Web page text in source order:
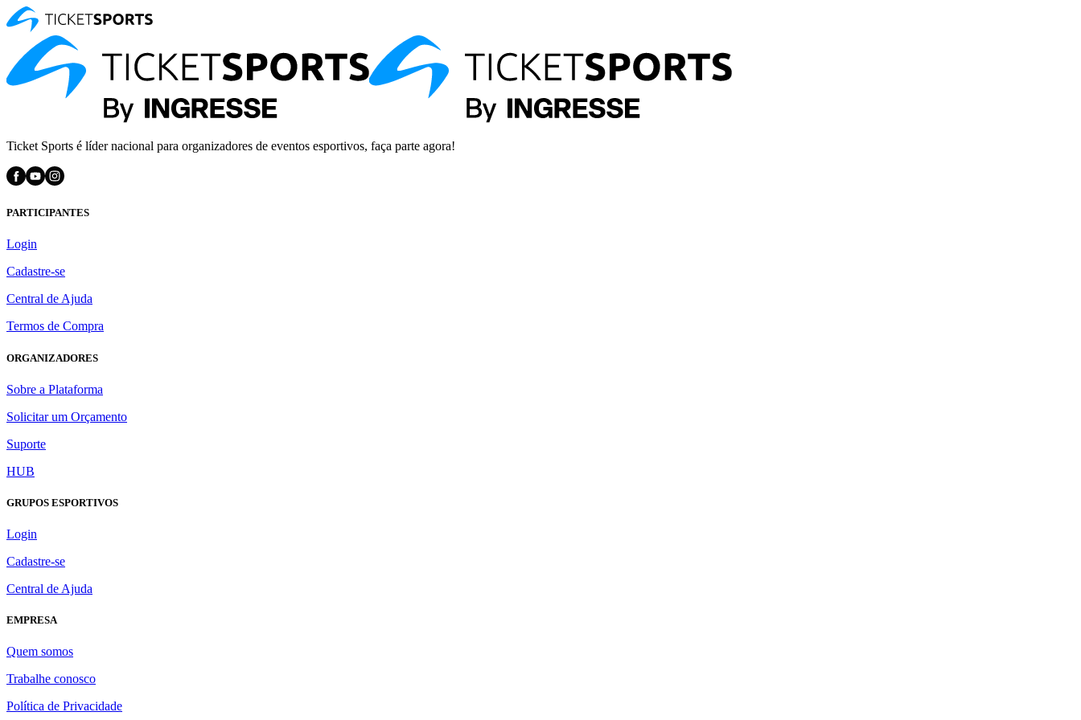
Ticket Sports é líder nacional para organizadores de eventos esportivos, faça parte agora!
PARTICIPANTES
Login
Cadastre-se
Central de Ajuda
Termos de Compra
ORGANIZADORES
Sobre a Plataforma
Solicitar um Orçamento
Suporte
HUB
GRUPOS ESPORTIVOS
Login
Cadastre-se
Central de Ajuda
EMPRESA
Quem somos
Trabalhe conosco
Política de Privacidade